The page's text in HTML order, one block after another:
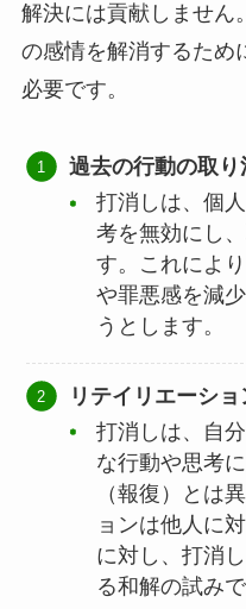
解決には貢献しません
の感情を解消するため
必要です。
過去の行動の取り
打消しは、個
考を無効にし
す。これによ
や罪悪感を減
うとします。
リテイリエーショ
打消しは、自
な行動や思考
（報復）とは
ョンは他人に
に対し、打消
る和解の試みで